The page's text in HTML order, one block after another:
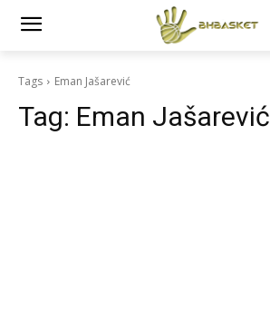
Tags Eman Jašarević
Tag: Eman Jašarević